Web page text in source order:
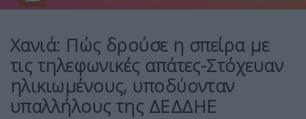
Χανιά: Πώς δρούσε η σπείρα με
τις τηλεφωνικές απάτες-Στόχευαν
ηλικιωμένους, υποδύονταν
υπαλλήλους της ΔΕΔΔΗΕ